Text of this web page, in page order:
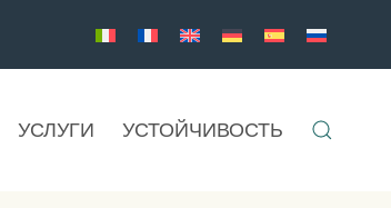
УСЛУГИ УСТОЙЧИВОСТЬ